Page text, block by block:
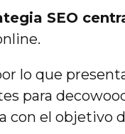
SEO
lo que
para
con el objetivo